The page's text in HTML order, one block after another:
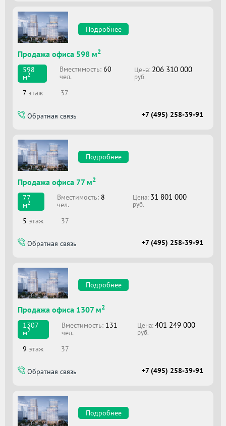
Подробнее
Продажа офиса 598 м2
598
м2
Вместимоcть:60
чел.
Цена: 206 310 000
руб.
7 этаж 37
Обратная связь +7 (495) 258-39-91
Подробнее
Продажа офиса 77 м2
77
м2
Вместимоcть: 8
чел.
Цена: 31 801 000
руб.
5 этаж 37
Обратная связь +7 (495) 258-39-91
Подробнее
Продажа офиса 1307 м2
1307
м2
Вместимоcть: 131
чел.
Цена:401 249 000
руб.
9 этаж 37
Обратная связь +7 (495) 258-39-91
Подробнее